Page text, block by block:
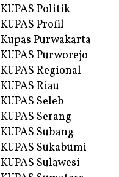
KUPAS Politik
KUPAS Profil
Kupas Purwakarta
KUPAS Purworejo
KUPAS Regional
KUPAS Riau
KUPAS Seleb
KUPAS Serang
KUPAS Subang
KUPAS Sukabumi
KUPAS Sulawesi